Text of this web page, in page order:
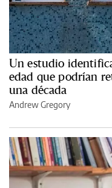
Un estudio
edad que podrían
una década
Andrew Gregory